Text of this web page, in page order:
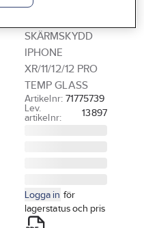
SKÄRMSKYDD
IPHONE
XR/11/12/12 PRO
TEMP GLASS
Artikelnr: 71775739
Lev.
artikelnr:
13897
Logga in för
lagerstatus och pris